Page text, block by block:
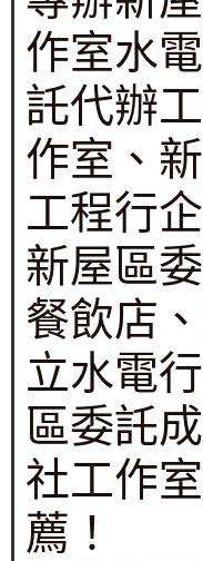
作室水
託代辦
作室、
工程行
新屋區
餐飲店
立水電
區委託
社工作
薦！